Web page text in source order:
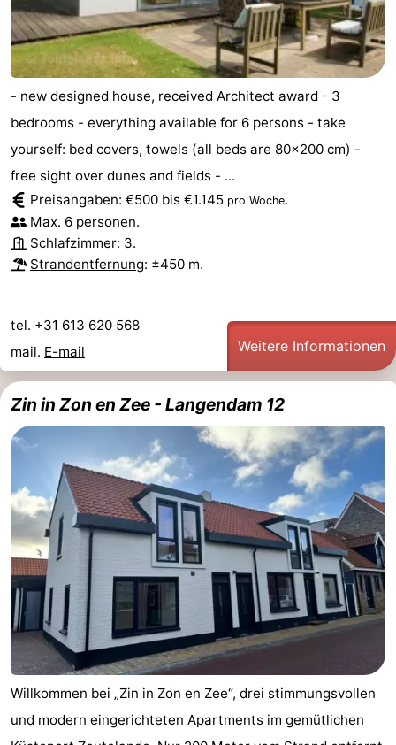
Adressen
Region
Zeeland
Schouwen-
Duiveland
-
Renesse
-
Brouwershaven
-
Bruinisse
-
Oosterschelde
Burgh
-
van
Schouwen
Veere
-
Natur
Oranjezon
-
Oostkapelle
-
Natur
Mantelingen
-
Domburg
Westkapelle
-
Natur
-
- new designed house, received Architect award - 3
bedrooms - everything available for 6 persons - take
yourself: bed covers, towels (all beds are 80x200 cm) -
free sight over dunes and fields - ...
Preisangaben: €500 bis €1.145 pro Woche.
Max. 6 personen.
Schlafzimmer: 3.
Strandentfernung: ±450 m.
tel. +31 613 620 568
mail. E-mail Weitere Informationen
Zin in Zon en Zee - Langendam 12
Willkommen bei „Zin in Zon en Zee“, drei stimmungsvollen
und modern eingerichteten Apartments im gemütlichen